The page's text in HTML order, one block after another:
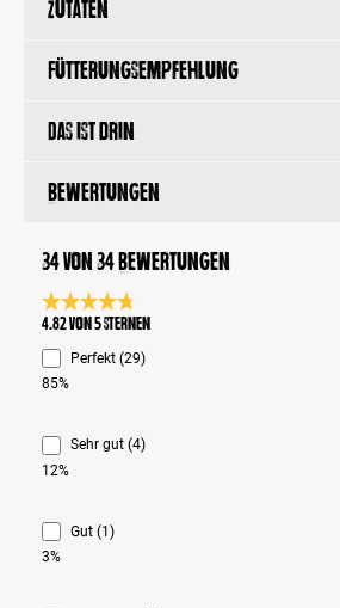
Zutaten
Fütterungsempfehlung
Das ist drin
Bewertungen
34 von 34 Bewertungen
Durchschnittliche Bewertung 4.8 von 5
4.82 von 5 Sternen
Perfekt (29)
85%
Sehr gut (4)
12%
Gut (1)
3%